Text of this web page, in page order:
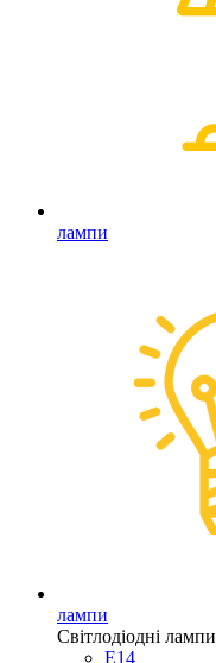
лампи
лампи
Світлодіодні лампи
E14